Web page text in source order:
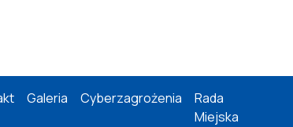
Galeria Cyberzagrożenia
Rada
Miejska